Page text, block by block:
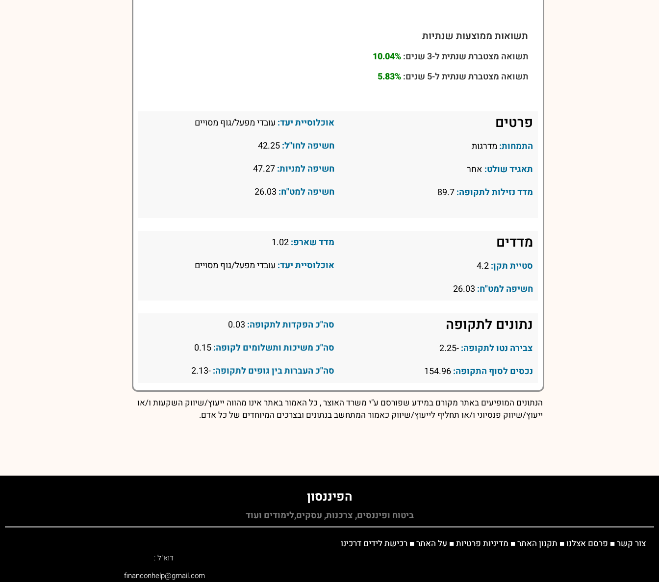
תשואות ממוצעות שנתיות
תשואה מצטברת שנתית ל-3 שנים:
10.04%
תשואה מצטברת שנתית ל-5 שנים:
5.83%
פרטים
התמחות: מדרגות
תאגיד שולט: אחר
מדד נזילות לתקופה:
אוכלוסיית יעד: עובדי מפעל/גוף מסויים
חשיפה לחו"ל:42.25
חשיפה למניות:47.27
חשיפה למט"ח:
מדדים
סטיית תקן:
חשיפה למט"ח:
מדד שארפ:1.02
אוכלוסיית יעד: עובדי מפעל/גוף מסויים
נתונים לתקופה
צבירה נטו לתקופה:-2.25
נכסים לסוף התקופה:
סה"כ הפקדות לתקופה:
סה"כ משיכות ותשלומים לקופה:0.15
סה"כ העברות בין גופים לתקופה:-2.13
הנתונים המופיעים באתר מקורם במידע שפורסם ע"י משרד האוצר , כל האמור באתר אינו מהווה ייעוץ/שיווק השקעות ו/או
ייעוץ/שיווק פנסיוני ו/או תחליף לייעוץ/שיווק כאמור המתחשב בנתונים ובצרכים המיוחדים של כל אדם.
הפיננסון
ביטוח ופיננסים, צרכנות, עסקים,לימודים ועוד
צור קשר■ פרסם אצלנו■ תקנון האתר■ מדיניות פרטיות■ על האתר■רכישת לידים דרכינו
דוא"ל :
‫financonhelp@gmail.com‬